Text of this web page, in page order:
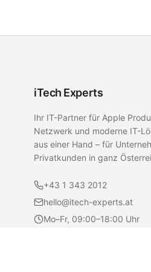
iTech Experts
Ihr IT-Partner für Apple
Netzwerk und moderne IT-
aus einer Hand – für
Privatkunden in ganz
+43 1 343 2012
hello@itech-experts.at
Mo–Fr, 09:00–18:00 Uhr